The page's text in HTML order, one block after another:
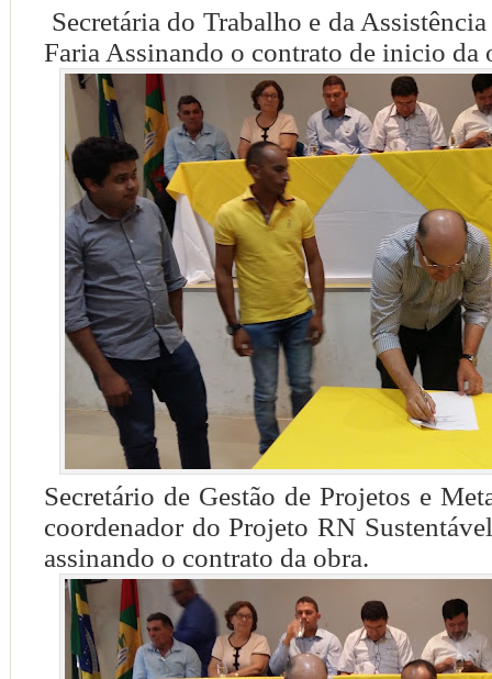
Secretária do Trabalho e da
Faria Assinando o contrato de inicio da
Secretário de Gestão de Projetos e
coordenador do Projeto RN
assinando o contrato da obra.